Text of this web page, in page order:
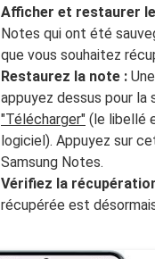
Afficher et restaurer
Notes qui ont été
que vous souhaitez
Restaurez la note :
appuyez dessus pour la
"Télécharger" (le libellé
logiciel). Appuyez sur
Samsung Notes.
Vérifiez la
récupérée est